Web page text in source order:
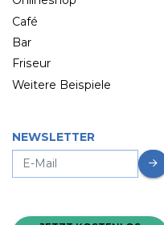
Café
Bar
Friseur
Weitere Beispiele
NEWSLETTER